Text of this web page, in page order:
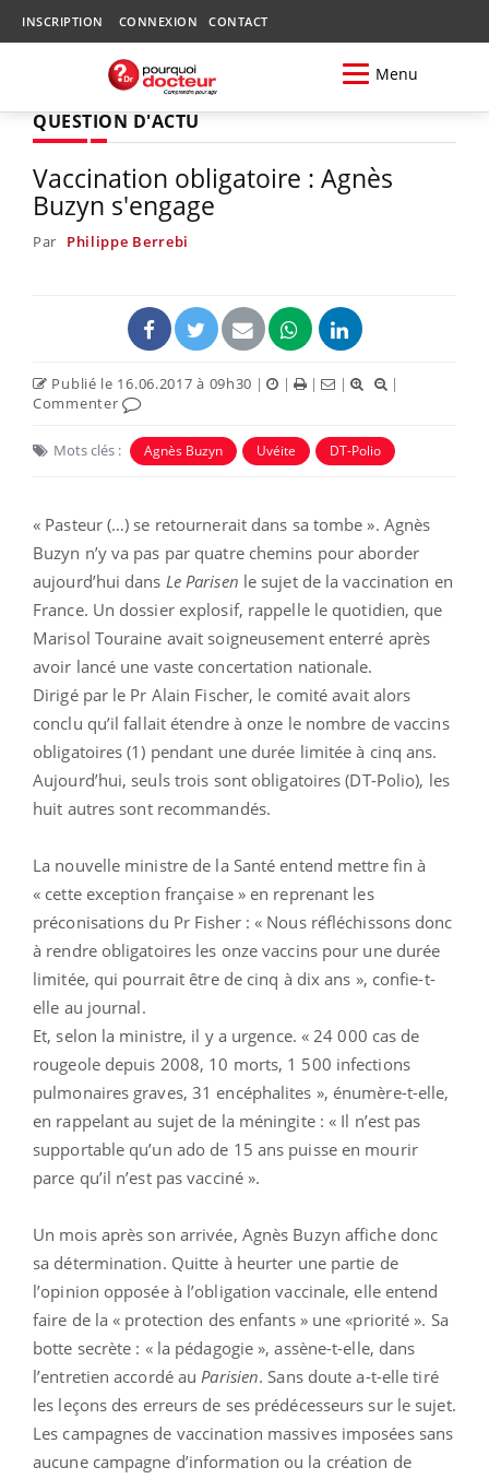
INSCRIPTION CONNEXION CONTACT
Menu
QUESTION D'ACTU
Vaccination obligatoire : Agnès
Buzyn s'engage
Par Philippe Berrebi
Publié le 16.06.2017 à 09h30 | | | |
|
Commenter
Mots clés : Agnès Buzyn Uvéite DT-Polio
« Pasteur (…) se retournerait dans sa tombe ». Agnès
Buzyn n’y va pas par quatre chemins pour aborder
aujourd’hui dans Le Parisen le sujet de la vaccination en
France. Un dossier explosif, rappelle le quotidien, que
Marisol Touraine avait soigneusement enterré après
avoir lancé une vaste concertation nationale.
Dirigé par le Pr Alain Fischer, le comité avait alors
conclu qu’il fallait étendre à onze le nombre de vaccins
obligatoires (1) pendant une durée limitée à cinq ans.
Aujourd’hui, seuls trois sont obligatoires (DT-Polio), les
huit autres sont recommandés.
La nouvelle ministre de la Santé entend mettre fin à
« cette exception française » en reprenant les
préconisations du Pr Fisher : « Nous réfléchissons donc
à rendre obligatoires les onze vaccins pour une durée
limitée, qui pourrait être de cinq à dix ans », confie-t-
elle au journal.
Et, selon la ministre, il y a urgence. « 24 000 cas de
rougeole depuis 2008, 10 morts, 1 500 infections
pulmonaires graves, 31 encéphalites », énumère-t-elle,
en rappelant au sujet de la méningite : « Il n’est pas
supportable qu’un ado de 15 ans puisse en mourir
parce qu’il n’est pas vacciné ».
Un mois après son arrivée, Agnès Buzyn affiche donc
sa détermination. Quitte à heurter une partie de
l’opinion opposée à l’obligation vaccinale, elle entend
faire de la « protection des enfants » une «priorité ». Sa
botte secrète : « la pédagogie », assène-t-elle, dans
l’entretien accordé au Parisien. Sans doute a-t-elle tiré
les leçons des erreurs de ses prédécesseurs sur le sujet.
Les campagnes de vaccination massives imposées sans
aucune campagne d’information ou la création de